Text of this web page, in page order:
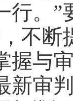
行。”
不
握与
新审